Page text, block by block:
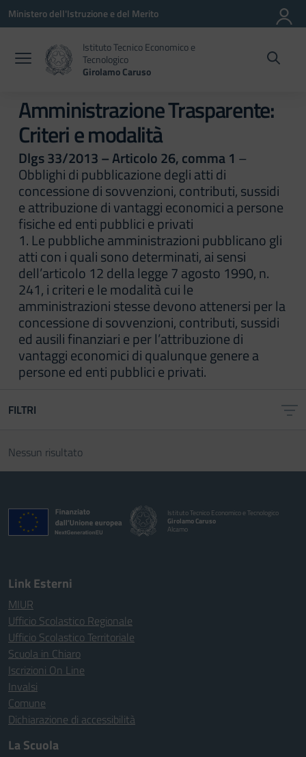
Vai ai contenuti
Vai al menu di navigazione
Vai al footer
Ministero dell'Istruzione e del Merito
Istituto Tecnico Economico e
Tecnologico
Girolamo Caruso
Amministrazione Trasparente:
Criteri e modalità
Dlgs 33/2013 – Articolo 26, comma 1 –
Obblighi di pubblicazione degli atti di
concessione di sovvenzioni, contributi, sussidi
e attribuzione di vantaggi economici a persone
fisiche ed enti pubblici e privati
1. Le pubbliche amministrazioni pubblicano gli
atti con i quali sono determinati, ai sensi
dell’articolo 12 della legge 7 agosto 1990, n.
241, i criteri e le modalità cui le
amministrazioni stesse devono attenersi per la
concessione di sovvenzioni, contributi, sussidi
ed ausili finanziari e per l’attribuzione di
vantaggi economici di qualunque genere a
persone ed enti pubblici e privati.
FILTRI
Nessun risultato
Istituto Tecnico Economico e Tecnologico
Girolamo Caruso
Alcamo
Link Esterni
MIUR
Ufficio Scolastico Regionale
Ufficio Scolastico Territoriale
Scuola in Chiaro
Iscrizioni On Line
Invalsi
Comune
Dichiarazione di accessibilità
La Scuola